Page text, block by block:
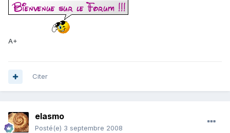
A+
Citer
elasmo
Posté(e) 3 septembre 2008